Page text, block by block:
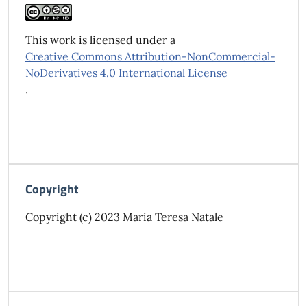
This work is licensed under a
Creative Commons Attribution-NonCommercial-
NoDerivatives 4.0 International License
.
Copyright
Copyright (c) 2023 Maria Teresa Natale